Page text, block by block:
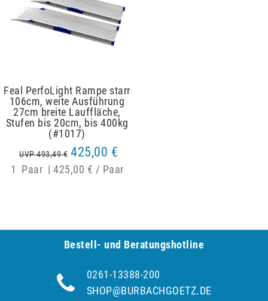
Feal PerfoLight Rampe starr
106cm, weite Ausführung
27cm breite Lauffläche,
Stufen bis 20cm, bis 400kg
(#1017)
UVP 493,49 € 425,00 €
1 Paar | 425,00 € / Paar
Bestell- und Be­ra­tungs­hot­line
0261-13388-200
SHOP@BURBACHGOETZ.DE